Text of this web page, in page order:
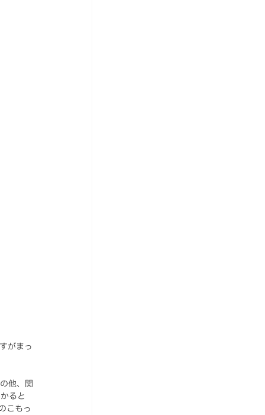
がまっ
他、関
ると
こもっ